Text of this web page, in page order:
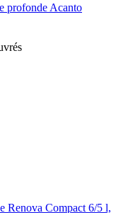
profonde Acanto
Renova Compact 6/5 l,